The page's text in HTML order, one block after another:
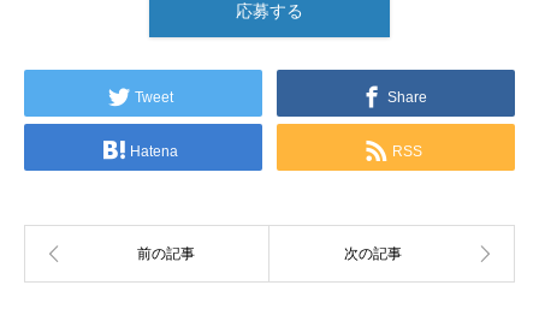
応募する
Tweet Share
Hatena RSS